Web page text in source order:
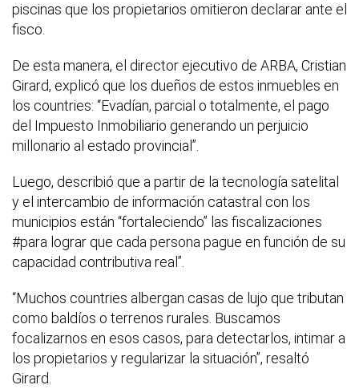
piscinas que los propietarios omitieron declarar ante el
fisco.
De esta manera, el director ejecutivo de ARBA, Cristian
Girard, explicó que los dueños de estos inmuebles en
los countries: “Evadían, parcial o totalmente, el pago
del Impuesto Inmobiliario generando un perjuicio
millonario al estado provincial”.
Luego, describió que a partir de la tecnología satelital
y el intercambio de información catastral con los
municipios están “fortaleciendo” las fiscalizaciones
#para lograr que cada persona pague en función de su
capacidad contributiva real”.
“Muchos countries albergan casas de lujo que tributan
como baldíos o terrenos rurales. Buscamos
focalizarnos en esos casos, para detectarlos, intimar a
los propietarios y regularizar la situación”, resaltó
Girard.